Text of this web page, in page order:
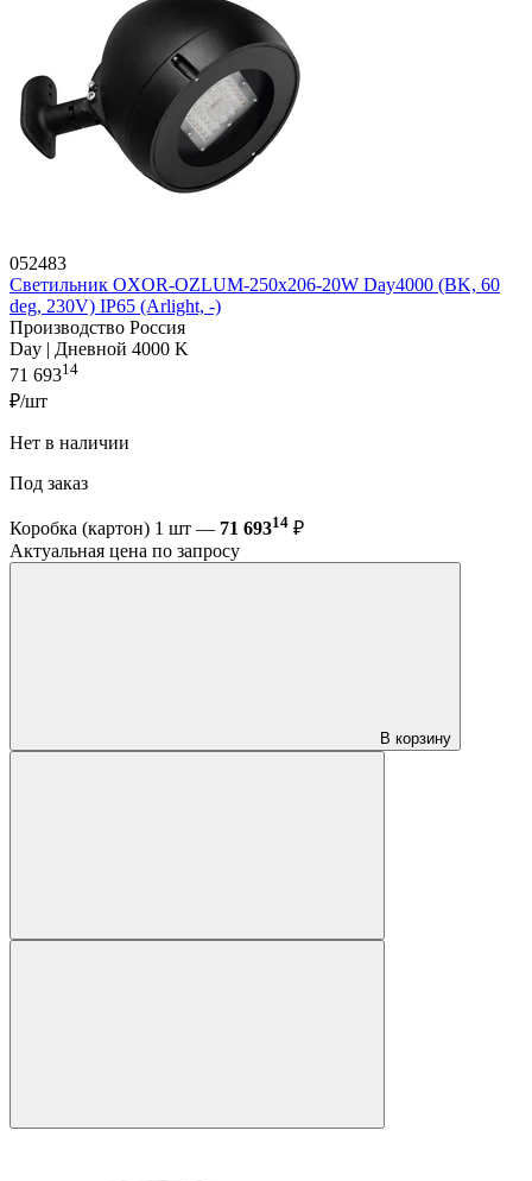
052483
Светильник OXOR-OZLUM-250x206-20W Day4000 (BK, 60
deg, 230V) IP65 (Arlight, -)
Производство Россия
Day | Дневной 4000 K
71 69314
₽/шт
Нет в наличии
Под заказ
Коробка (картон) 1 шт — 71 69314 ₽
Актуальная цена по запросу
В корзину